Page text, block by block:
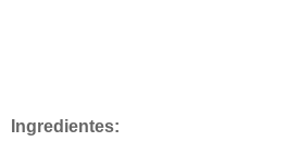
Ingredientes: